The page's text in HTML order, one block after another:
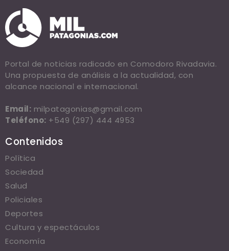
Portal de noticias radicado en Comodoro Rivadavia.
Una propuesta de análisis a la actualidad, con
alcance nacional e internacional.
Email: milpatagonias@gmail.com
Teléfono: +549 (297) 444 4953
Contenidos
Política
Sociedad
Salud
Policiales
Deportes
Cultura y espectáculos
Economía